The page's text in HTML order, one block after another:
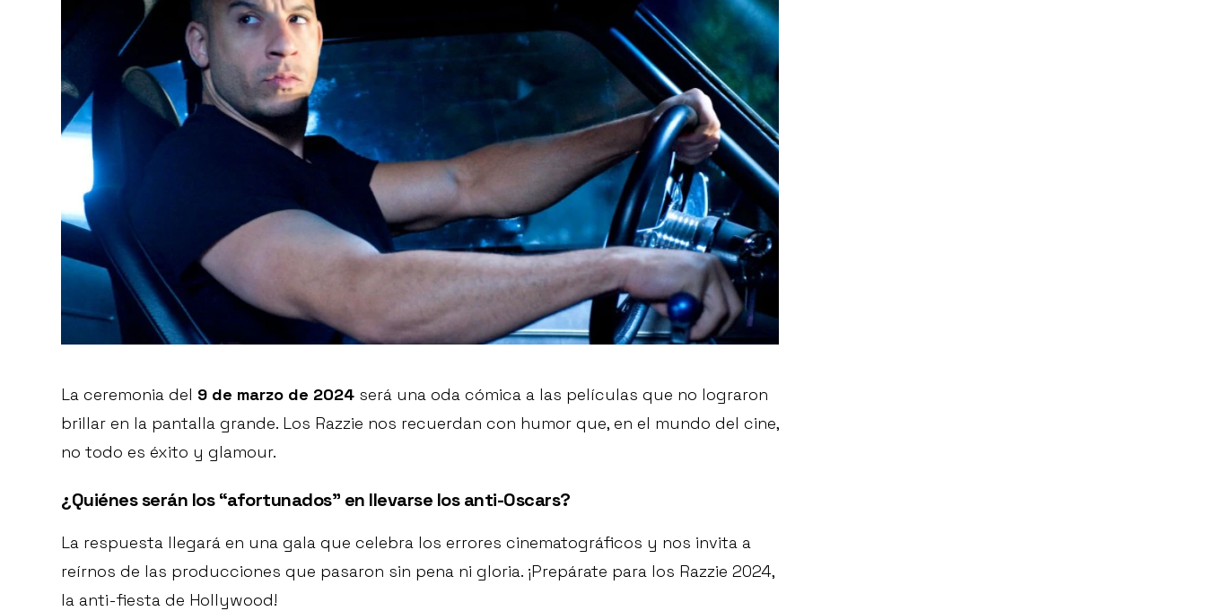
La ceremonia del 9 de marzo de 2024 será una oda cómica a las películas que no lograron
brillar en la pantalla grande. Los Razzie nos recuerdan con humor que, en el mundo del cine,
no todo es éxito y glamour.
¿Quiénes serán los “afortunados” en llevarse los anti-Oscars?
La respuesta llegará en una gala que celebra los errores cinematográficos y nos invita a
reírnos de las producciones que pasaron sin pena ni gloria. ¡Prepárate para los Razzie 2024,
la anti-fiesta de Hollywood!